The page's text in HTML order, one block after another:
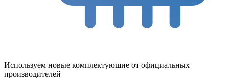
Используем новые комплектующие от официальных
производителей